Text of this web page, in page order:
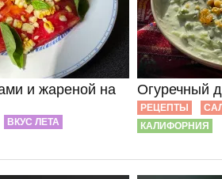
и жареной на
ВКУС ЛЕТА
Огуречный
РЕЦЕПТЫ
КАЛИФОРНИЯ